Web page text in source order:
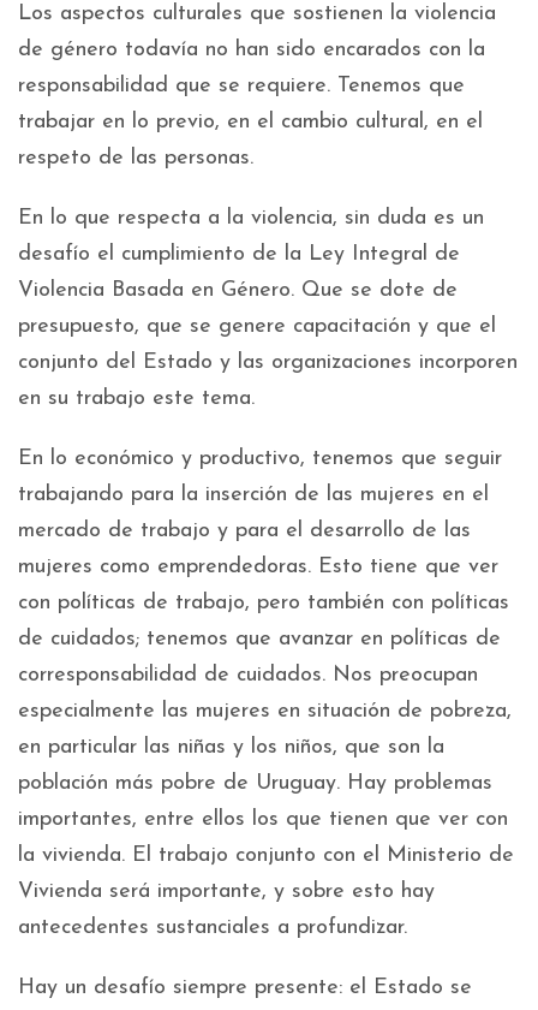
Los aspectos culturales que sostienen la violencia
de género todavía no han sido encarados con la
responsabilidad que se requiere. Tenemos que
trabajar en lo previo, en el cambio cultural, en el
respeto de las personas.
En lo que respecta a la violencia, sin duda es un
desafío el cumplimiento de la Ley Integral de
Violencia Basada en Género. Que se dote de
presupuesto, que se genere capacitación y que el
conjunto del Estado y las organizaciones incorporen
en su trabajo este tema.
En lo económico y productivo, tenemos que seguir
trabajando para la inserción de las mujeres en el
mercado de trabajo y para el desarrollo de las
mujeres como emprendedoras. Esto tiene que ver
con políticas de trabajo, pero también con políticas
de cuidados; tenemos que avanzar en políticas de
corresponsabilidad de cuidados. Nos preocupan
especialmente las mujeres en situación de pobreza,
en particular las niñas y los niños, que son la
población más pobre de Uruguay. Hay problemas
importantes, entre ellos los que tienen que ver con
la vivienda. El trabajo conjunto con el Ministerio de
Vivienda será importante, y sobre esto hay
antecedentes sustanciales a profundizar.
Hay un desafío siempre presente: el Estado se